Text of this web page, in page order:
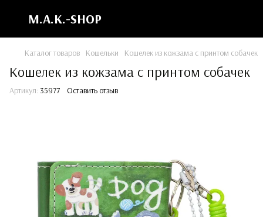
M.A.K.-SHOP
Каталог товаров Кошельки Кошелек из кожзама с принтом собачек
Кошелек из кожзама с принтом собачек
Артикул: 35977 Оставить отзыв